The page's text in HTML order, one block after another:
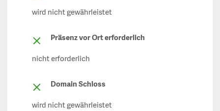
wird nicht gewährleistet
Präsenz vor Ort erforderlich
nicht erforderlich
Domain Schloss
wird nicht gewährleistet